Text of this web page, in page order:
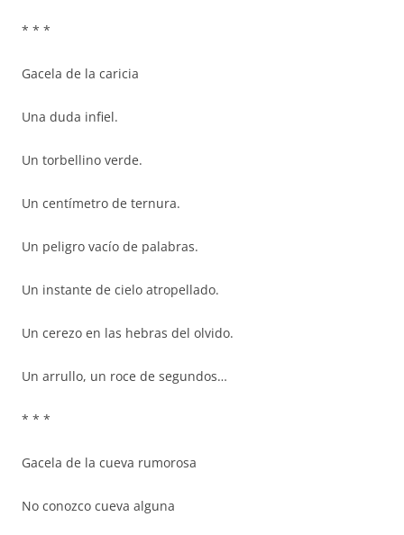
* * *
Gacela de la caricia
Una duda infiel.
Un torbellino verde.
Un centímetro de ternura.
Un peligro vacío de palabras.
Un instante de cielo atropellado.
Un cerezo en las hebras del olvido.
Un arrullo, un roce de segundos…
* * *
Gacela de la cueva rumorosa
No conozco cueva alguna